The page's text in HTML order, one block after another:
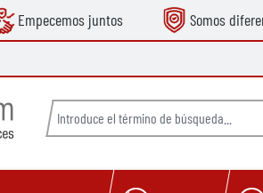
Empecemos juntos Somos